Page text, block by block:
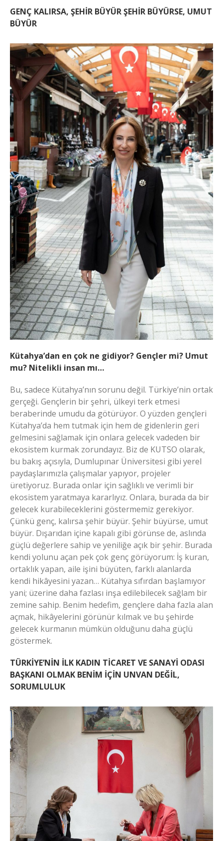
GENÇ KALIRSA, ŞEHİR BÜYÜR ŞEHİR BÜYÜRSE, UMUT
BÜYÜR
Kütahya’dan en çok ne gidiyor? Gençler mi? Umut
mu? Nitelikli insan mı…
Bu, sadece Kütahya’nın sorunu değil. Türkiye’nin ortak
gerçeği. Gençlerin bir şehri, ülkeyi terk etmesi
beraberinde umudu da götürüyor. O yüzden gençleri
Kütahya’da hem tutmak için hem de gidenlerin geri
gelmesini sağlamak için onlara gelecek vadeden bir
ekosistem kurmak zorundayız. Biz de KUTSO olarak,
bu bakış açısıyla, Dumlupınar Üniversitesi gibi yerel
paydaşlarımızla çalışmalar yapıyor, projeler
üretiyoruz. Burada onlar için sağlıklı ve verimli bir
ekosistem yaratmaya kararlıyız. Onlara, burada da bir
gelecek kurabileceklerini göstermemiz gerekiyor.
Çünkü genç, kalırsa şehir büyür. Şehir büyürse, umut
büyür. Dışarıdan içine kapalı gibi görünse de, aslında
güçlü değerlere sahip ve yeniliğe açık bir şehir. Burada
kendi yolunu açan pek çok genç görüyorum: İş kuran,
ortaklık yapan, aile işini büyüten, farklı alanlarda
kendi hikâyesini yazan… Kütahya sıfırdan başlamıyor
yani; üzerine daha fazlası inşa edilebilecek sağlam bir
zemine sahip. Benim hedefim, gençlere daha fazla alan
açmak, hikâyelerini görünür kılmak ve bu şehirde
gelecek kurmanın mümkün olduğunu daha güçlü
göstermek.
TÜRKİYE’NİN İLK KADIN TİCARET VE SANAYİ ODASI
BAŞKANI OLMAK BENİM İÇİN UNVAN DEĞİL,
SORUMLULUK